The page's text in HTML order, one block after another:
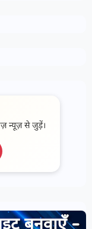
न्यूज़ से जुड़ें।